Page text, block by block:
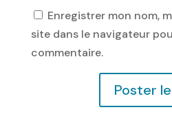
Enregistrer mon nom,
site dans le navigateur
commentaire.